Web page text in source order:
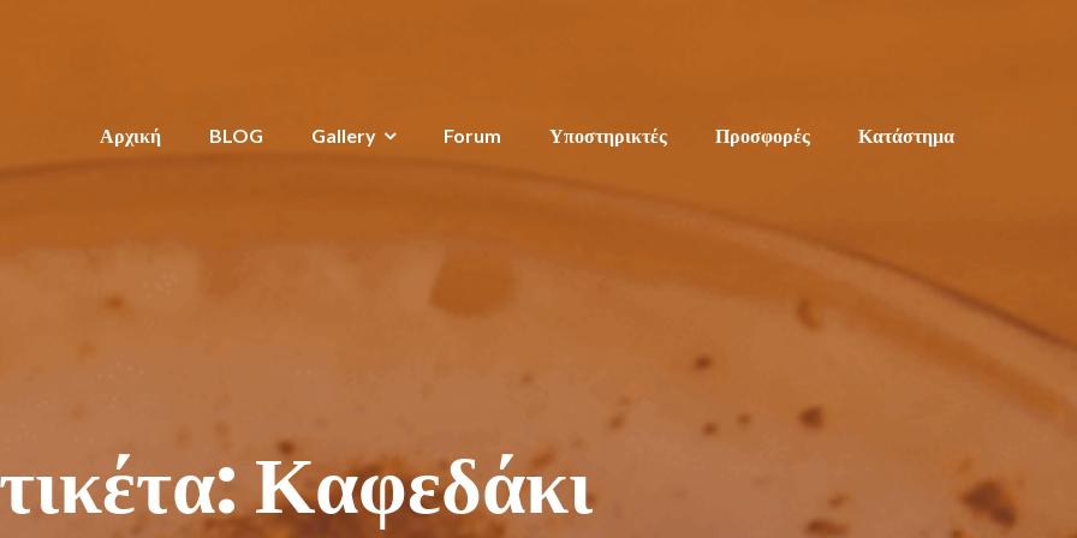
Αρχική BLOG Gallery Forum Υποστηρικτές Προσφορές Κατάστημα
Καφεδάκι